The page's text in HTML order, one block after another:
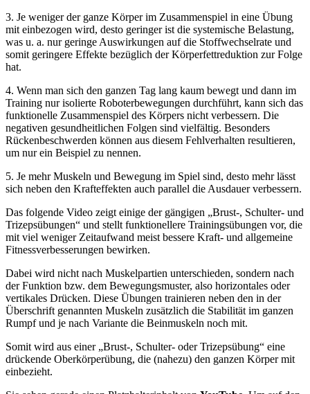
3. Je weniger der ganze Körper im Zusammenspiel in eine Übung
mit einbezogen wird, desto geringer ist die systemische Belastung,
was u. a. nur geringe Auswirkungen auf die Stoffwechselrate und
somit geringere Effekte bezüglich der Körperfettreduktion zur Folge
hat.
4. Wenn man sich den ganzen Tag lang kaum bewegt und dann im
Training nur isolierte Roboterbewegungen durchführt, kann sich das
funktionelle Zusammenspiel des Körpers nicht verbessern. Die
negativen gesundheitlichen Folgen sind vielfältig. Besonders
Rückenbeschwerden können aus diesem Fehlverhalten resultieren,
um nur ein Beispiel zu nennen.
5. Je mehr Muskeln und Bewegung im Spiel sind, desto mehr lässt
sich neben den Krafteffekten auch parallel die Ausdauer verbessern.
Das folgende Video zeigt einige der gängigen „Brust-, Schulter- und
Trizepsübungen“ und stellt funktionellere Trainingsübungen vor, die
mit viel weniger Zeitaufwand meist bessere Kraft- und allgemeine
Fitnessverbesserungen bewirken.
Dabei wird nicht nach Muskelpartien unterschieden, sondern nach
der Funktion bzw. dem Bewegungsmuster, also horizontales oder
vertikales Drücken. Diese Übungen trainieren neben den in der
Überschrift genannten Muskeln zusätzlich die Stabilität im ganzen
Rumpf und je nach Variante die Beinmuskeln noch mit.
Somit wird aus einer „Brust-, Schulter- oder Trizepsübung“ eine
drückende Oberkörperübung, die (nahezu) den ganzen Körper mit
einbezieht.